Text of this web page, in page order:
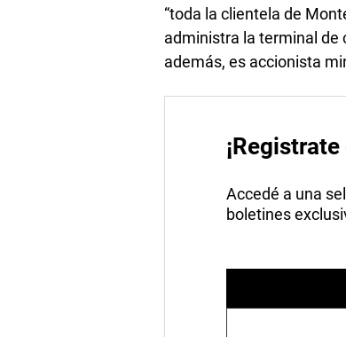
“toda la clientela de
administra la terminal de
además, es accionista
Accedé a una
boletines